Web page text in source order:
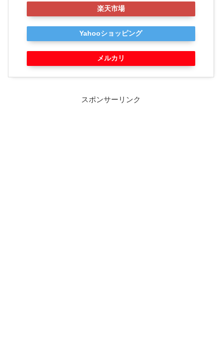
楽天市場
Yahooショッピング
メルカリ
スポンサーリンク